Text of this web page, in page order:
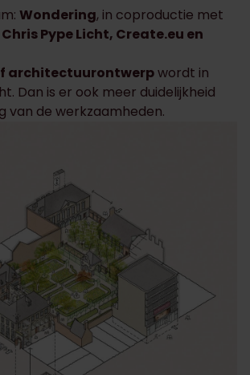
Wondering, in coproductie met
Pype Licht, Create.eu en
architectuurontwerpwordt in
Dan is er ook meer duidelijkheid
van de werkzaamheden.